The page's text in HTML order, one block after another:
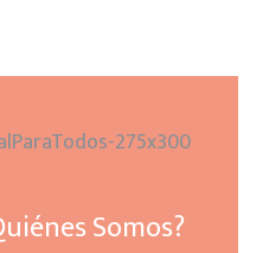
Somos?